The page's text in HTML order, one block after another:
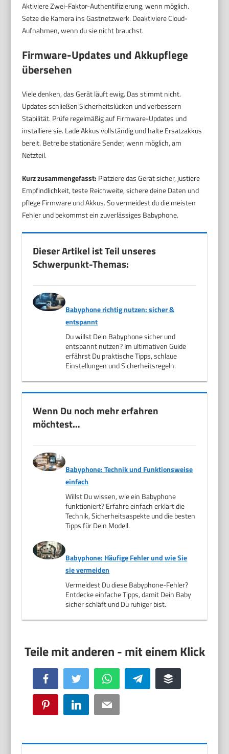
Aktiviere Zwei-Faktor-Authentifizierung, wenn möglich.
Setze die Kamera ins Gastnetzwerk. Deaktiviere Cloud-
Aufnahmen, wenn du sie nicht brauchst.
Firmware-Updates und Akkupflege
übersehen
Viele denken, das Gerät läuft ewig. Das stimmt nicht.
Updates schließen Sicherheitslücken und verbessern
Stabilität. Prüfe regelmäßig auf Firmware-Updates und
installiere sie. Lade Akkus vollständig und halte Ersatzakkus
bereit. Betreibe stationäre Sender, wenn möglich, am
Netzteil.
Kurz zusammengefasst: Platziere das Gerät sicher, justiere
Empfindlichkeit, teste Reichweite, sichere deine Daten und
pflege Firmware und Akkus. So vermeidest du die meisten
Fehler und bekommst ein zuverlässiges Babyphone.
Dieser Artikel ist Teil unseres
Schwerpunkt-Themas:
Babyphone richtig nutzen: sicher &
entspannt
Du willst Dein Babyphone sicher und
entspannt nutzen? Im ultimativen Guide
erfährst Du praktische Tipps, schlaue
Einstellungen und Sicherheitsregeln.
Wenn Du noch mehr erfahren
möchtest…
Babyphone: Technik und Funktionsweise
einfach
Willst Du wissen, wie ein Babyphone
funktioniert? Erfahre einfach erklärt die
Technik, Sicherheitsaspekte und die besten
Tipps für Dein Modell.
Babyphone: Häufige Fehler und wie Sie
sie vermeiden
Vermeidest Du diese Babyphone-Fehler?
Entdecke einfache Tipps, damit Dein Baby
sicher schläft und Du ruhiger bist.
Facebook Twitter WhatsApp Telegram Buffer
Pinterest LinkedIn Email